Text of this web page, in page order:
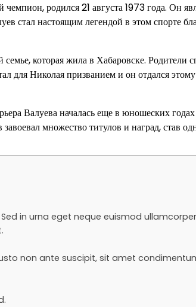
родился 21 августа 1973 года. Он
стал настоящим легендой в этом спорте
которая жила в Хабаровске. Родители
для Николая призванием и он отдался
Валуева началась еще в юношеских
множество титулов и наград, став
in urna eget neque euismod
non ante suscipit, sit amet